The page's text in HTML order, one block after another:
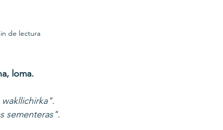
GROUP
URKU
de lectura
loma.
sementeras".